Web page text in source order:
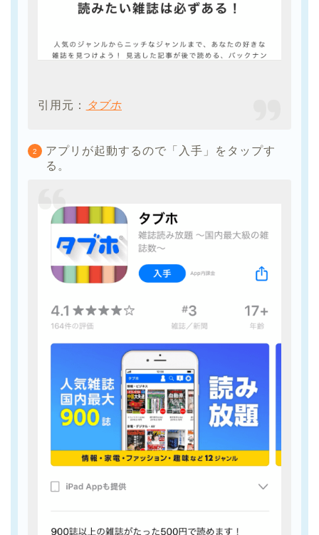
引用元： タブホ
アプリが起動するので「入手」をタップす
る。